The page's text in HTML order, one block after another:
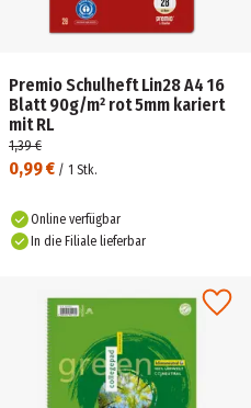
Premio Schulheft Lin28 A4 16
Blatt 90g/m² rot 5mm kariert
mit RL
0,99 € / 1 Stk.
1,39 €
Online verfügbar
In die Filiale lieferbar